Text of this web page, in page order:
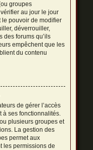
groupes
au jour le jour
le pouvoir de modifier
déverrouiller,
des forums qu’ils
empêchent que les
du contenu
de gérer l’accès
à ses fonctionnalités.
plusieurs groupes et
La gestion des
permet aux
les permissions de